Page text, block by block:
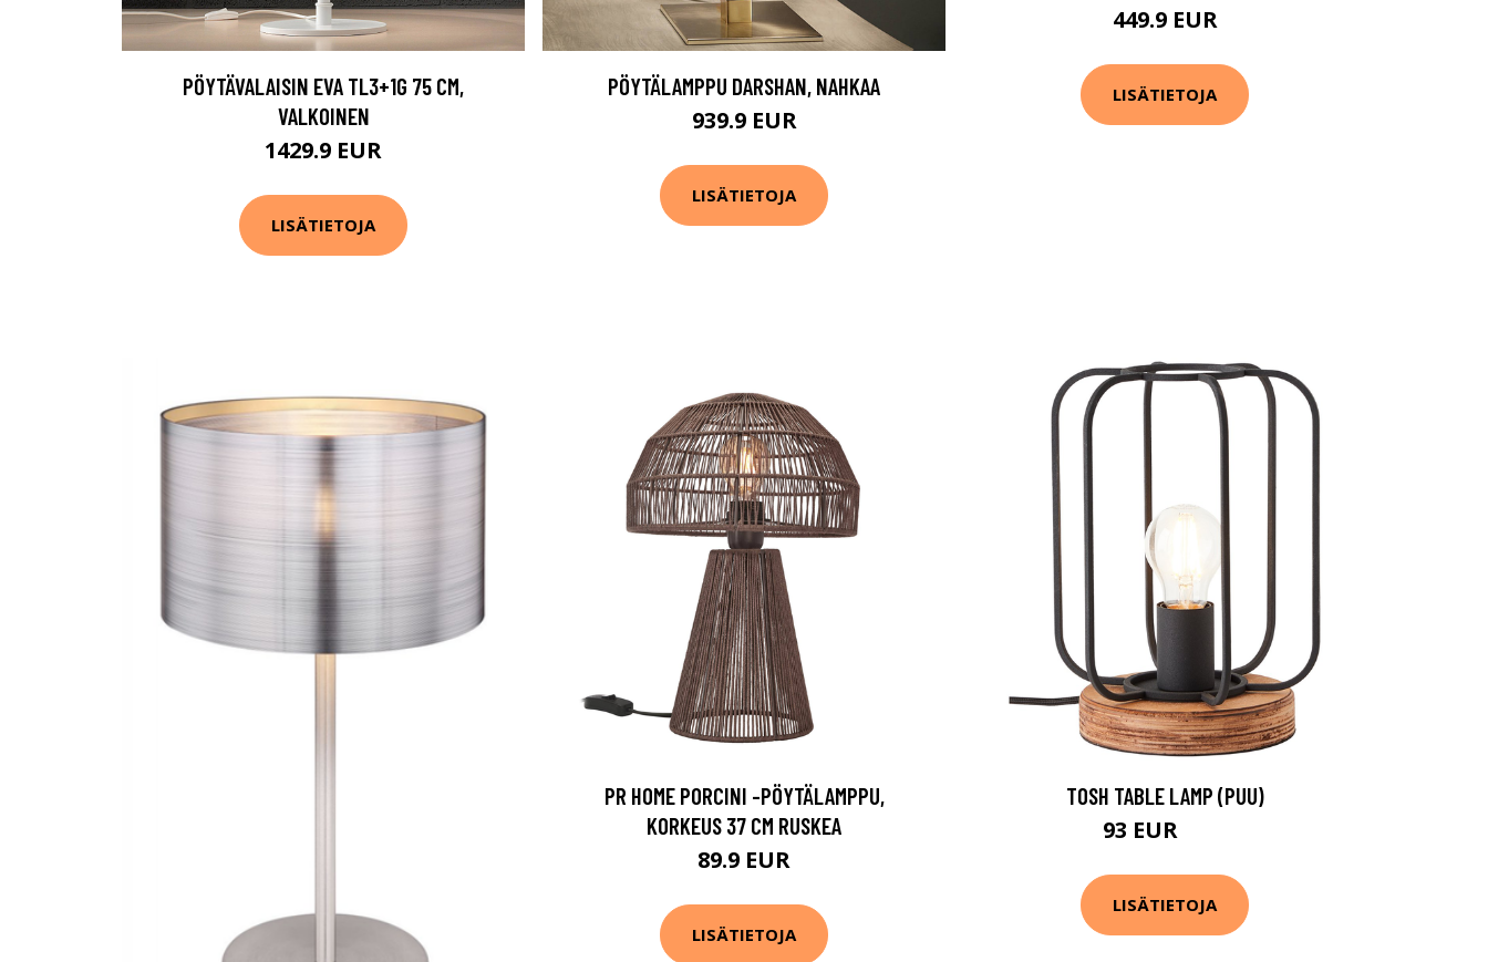
PÖYTÄVALAISIN EVA TL3+1G 75 CM,
VALKOINEN
1429.9 EUR
LISÄTIETOJA
PÖYTÄLAMPPU DARSHAN, NAHKAA
939.9 EUR
LISÄTIETOJA
449.9 EUR
LISÄTIETOJA
PR HOME PORCINI -PÖYTÄLAMPPU,
KORKEUS 37 CM RUSKEA
89.9 EUR
LISÄTIETOJA
TOSH TABLE LAMP (PUU)
93 EUR
LISÄTIETOJA